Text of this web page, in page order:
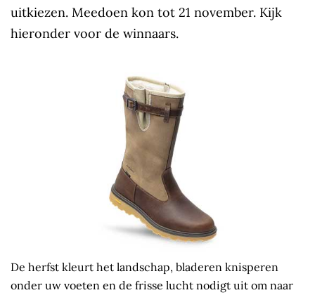
uitkiezen. Meedoen kon tot 21 november. Kijk
hieronder voor de winnaars.
De herfst kleurt het landschap, bladeren knisperen
onder uw voeten en de frisse lucht nodigt uit om naar